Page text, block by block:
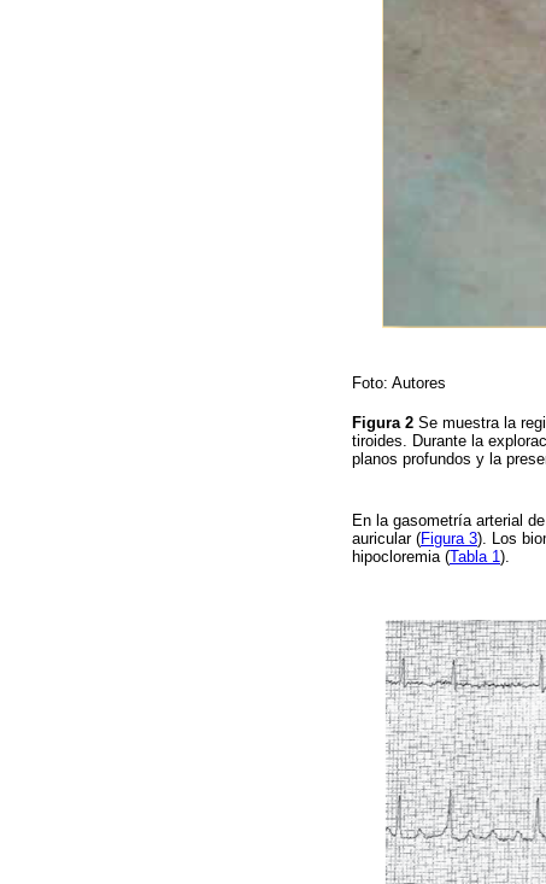
Foto: Autores
Figura 2 Se muestra la
tiroides. Durante la
planos profundos y la
En la gasometría arterial
auricular (Figura 3). Los
hipocloremia (Tabla 1).